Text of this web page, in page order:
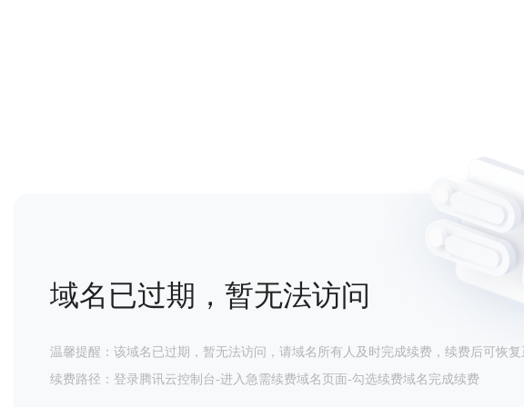
域名已过期，暂无法访问
温馨提醒：该域名已过期，暂无法访问，请域名所有人及时完成续费，续费后可恢复
续费路径：登录腾讯云控制台-进入急需续费域名页面-勾选续费域名完成续费